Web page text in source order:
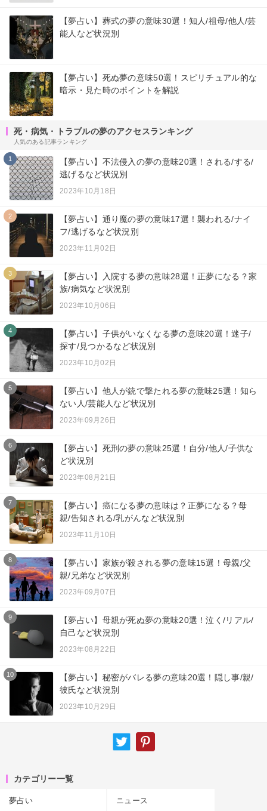
【夢占い】葬式の夢の意味30選！知人/祖母/他人/芸
能人など状況別
【夢占い】死ぬ夢の意味50選！スピリチュアル的な
暗示・見た時のポイントを解説
死・病気・トラブルの夢のアクセスランキング
人気のある記事ランキング
1
【夢占い】不法侵入の夢の意味20選！される/する/
逃げるなど状況別
2023年10月18日
2
【夢占い】通り魔の夢の意味17選！襲われる/ナイ
フ/逃げるなど状況別
2023年11月02日
3
【夢占い】入院する夢の意味28選！正夢になる？家
族/病気など状況別
2023年10月06日
4
【夢占い】子供がいなくなる夢の意味20選！迷子/
探す/見つかるなど状況別
2023年10月02日
5
【夢占い】他人が銃で撃たれる夢の意味25選！知ら
ない人/芸能人など状況別
2023年09月26日
6
【夢占い】死刑の夢の意味25選！自分/他人/子供な
ど状況別
2023年08月21日
7
【夢占い】癌になる夢の意味は？正夢になる？母
親/告知される/乳がんなど状況別
2023年11月10日
8
【夢占い】家族が殺される夢の意味15選！母親/父
親/兄弟など状況別
2023年09月07日
9
【夢占い】母親が死ぬ夢の意味20選！泣く/リアル/
自己など状況別
2023年08月22日
10
【夢占い】秘密がバレる夢の意味20選！隠し事/親/
彼氏など状況別
2023年10月29日
カテゴリー一覧
夢占い ニュース